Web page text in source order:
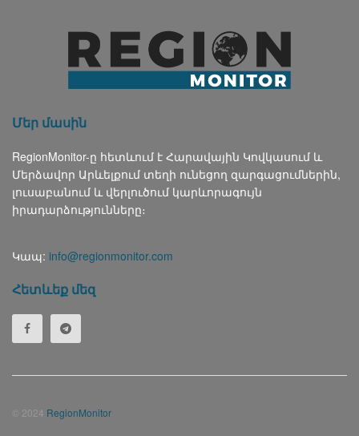
Մեր մասին
RegionMonitor-ը հետևում է Հարավային Կովկասում և
Մերձավոր Արևելքում տեղի ունեցող զարգացումներին,
լուսաբանում և վերլուծում կարևորագույն
իրադարձությունները։
Կապ: info@regionmonitor.com
Հետևեք մեզ
© 2024 RegionMonitor